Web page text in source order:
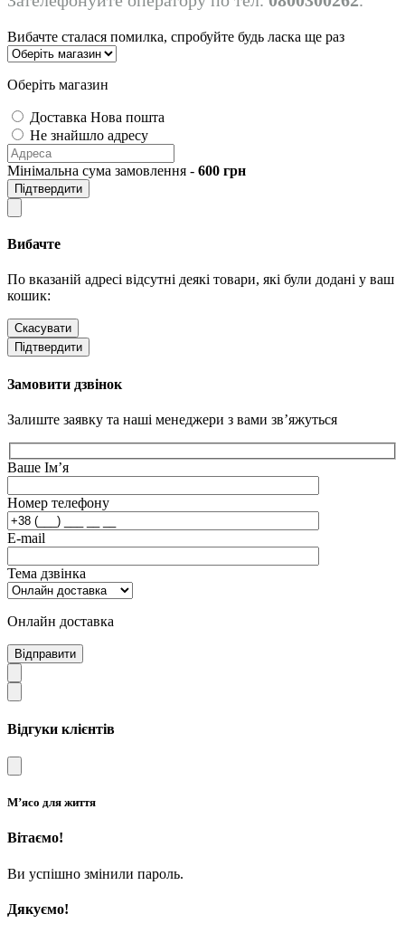
Вибачте сталася помилка, спробуйте будь ласка ще раз
Оберіть магазин
Доставка Нова пошта
Не знайшло адресу
Мінімальна сума замовлення - 600 грн
Підтвердити
Вибачте
По вказаній адресі відсутні деякі товари, які були додані у ваш
кошик:
Скасувати
Підтвердити
Замовити дзвінок
Залиште заявку та наші менеджери з вами зв’яжуться
Ваше Ім’я
Номер телефону
E-mail
Тема дзвінка
Онлайн доставка
Відправити
Відгуки клієнтів
М’ясо для життя
Вітаємо!
Ви успішно змінили пароль.
Дякуємо!